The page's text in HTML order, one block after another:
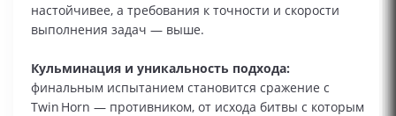
настойчивее, а требования к точности и скорости
выполнения задач — выше.
Кульминация и уникальность подхода:
финальным испытанием становится сражение с
Twin Horn — противником, от исхода битвы с которым